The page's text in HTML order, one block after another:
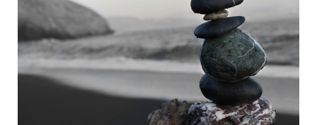
什
麼：
從